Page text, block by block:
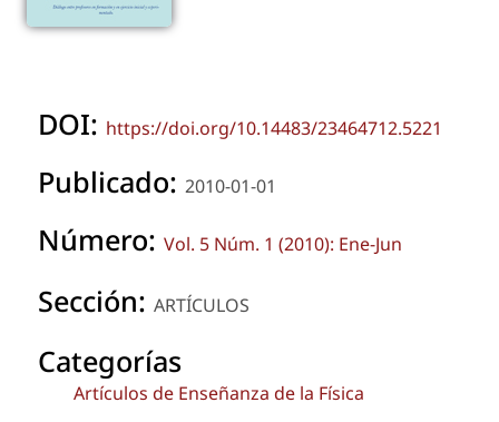
DOI: https://doi.org/10.14483/23464712.5221
Publicado: 2010-01-01
Número: Vol. 5 Núm. 1 (2010): Ene-Jun
Sección: ARTÍCULOS
Categorías
Artículos de Enseñanza de la Física